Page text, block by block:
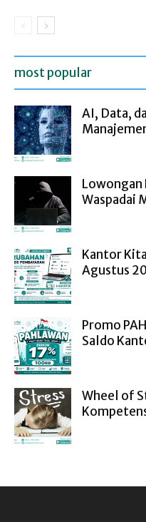
most popular
AI, Data,
Lowongan
Waspadai
Kantor
Agustus
Promo
Saldo
Wheel of